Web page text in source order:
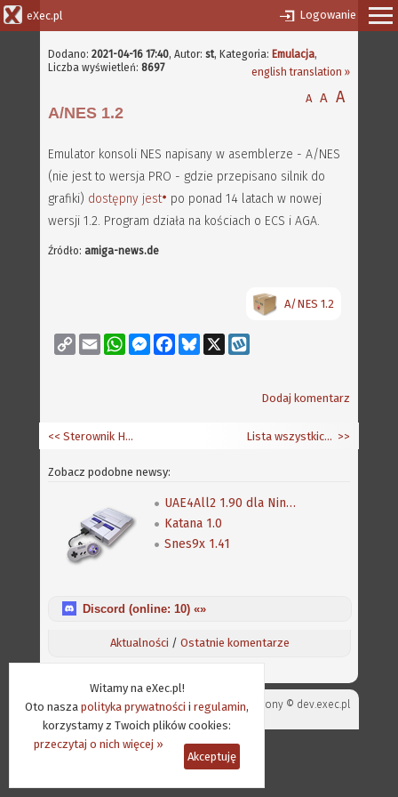
Witamy na eXec.pl!
Oto nasza polityka prywatności i regulamin,
korzystamy z Twoich plików cookies:
przeczytaj o nich więcej »
Akceptuję
eXec.pl Logowanie
Dodano: 2021-04-16 17:40, Autor: st, Kategoria: Emulacja,
Liczba wyświetleń: 8697 english translation »
A A A
A/NES 1.2
Emulator konsoli NES napisany w asemblerze - A/NES
(nie jest to wersja PRO - gdzie przepisano silnik do
grafiki) dostępny jest
po ponad 14 latach w nowej
wersji 1.2. Program działa na kościach o ECS i AGA.
Źródło: amiga-news.de
A/NES 1.2
Copy
Link
Email WhatsAppMessenger
FacebookBluesky
Dodaj komentarz
Lista wszystkich artykułów w języku angielskim >>
<< Sterownik HD audio
Zobacz podobne newsy:
UAE4All2 1.90 dla Nintendo Switch
Katana 1.0
Snes9x 1.41
Discord (online: 10) «»
Aktualności / Ostatnie komentarze
Projekt strony © dev.exec.pl